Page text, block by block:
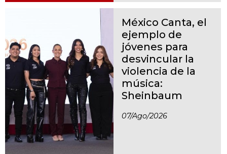
México Canta, el
ejemplo de
jóvenes para
desvincular la
violencia de la
música:
Sheinbaum
07/ago/2026